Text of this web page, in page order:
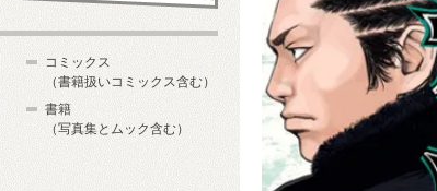
コミックス
（書籍扱いコミックス含む）
書籍
（写真集とムック含む）